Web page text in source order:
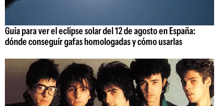
Guía para ver el eclipse solar del 12 de agosto en España:
dónde conseguir gafas homologadas y cómo usarlas